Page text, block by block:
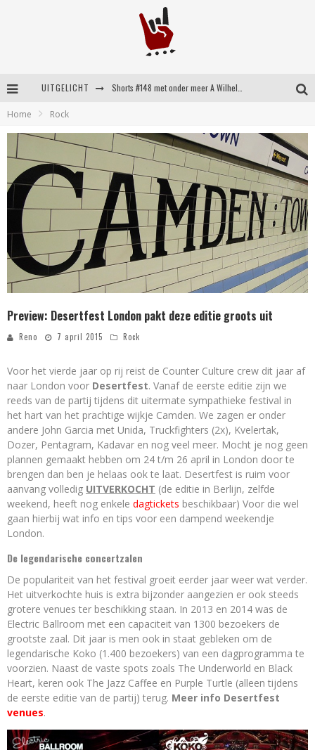
UITGELICHT
Shorts #149 met onder meer No Cure, Eva Under Fire, The Hu en Sleeping With Sirens
Home Rock
Preview: Desertfest London pakt deze editie groots uit
Reno 7 april 2015 Rock
Voor het vierde jaar op rij reist de Counter Culture crew dit jaar af
naar London voor Desertfest. Vanaf de eerste editie zijn we
reeds van de partij tijdens dit uitermate sympathieke festival in
het hart van het prachtige wijkje Camden. We zagen er onder
andere John Garcia met Unida, Truckfighters (2x), Kvelertak,
Dozer, Pentagram, Kadavar en nog veel meer. Mocht je nog geen
plannen gemaakt hebben om 24 t/m 26 april in London door te
brengen dan ben je helaas ook te laat. Desertfest is ruim voor
aanvang volledig UITVERKOCHT (de editie in Berlijn, zelfde
weekend, heeft nog enkele dagtickets beschikbaar) Voor die wel
gaan hierbij wat info en tips voor een dampend weekendje
London.
De legendarische concertzalen
De populariteit van het festival groeit eerder jaar weer wat verder.
Het uitverkochte huis is extra bijzonder aangezien er ook steeds
grotere venues ter beschikking staan. In 2013 en 2014 was de
Electric Ballroom met een capaciteit van 1300 bezoekers de
grootste zaal. Dit jaar is men ook in staat gebleken om de
legendarische Koko (1.400 bezoekers) van een dagprogramma te
voorzien. Naast de vaste spots zoals The Underworld en Black
Heart, keren ook The Jazz Caffee en Purple Turtle (alleen tijdens
de eerste editie van de partij) terug. Meer info Desertfest
venues.